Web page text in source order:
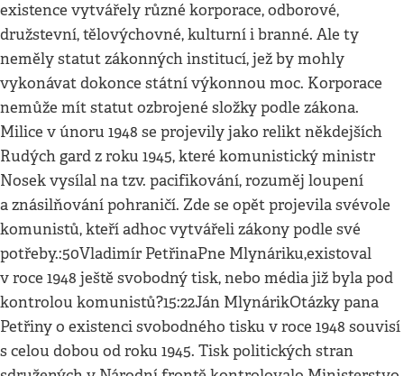
existence vytvářely různé korporace, odborové,
družstevní, tělovýchovné, kulturní i branné. Ale ty
neměly statut zákonných institucí, jež by mohly
vykonávat dokonce státní výkonnou moc. Korporace
nemůže mít statut ozbrojené složky podle zákona.
Milice v únoru 1948 se projevily jako relikt někdejších
Rudých gard z roku 1945, které komunistický ministr
Nosek vysílal na tzv. pacifikování, rozuměj loupení
a znásilňování pohraničí. Zde se opět projevila svévole
komunistů, kteří adhoc vytvářeli zákony podle své
potřeby.:50Vladimír PetřinaPne Mlynáriku,existoval
v roce 1948 ještě svobodný tisk, nebo média již byla pod
kontrolou komunistů?15:22Ján MlynárikOtázky pana
Petřiny o existenci svobodného tisku v roce 1948 souvisí
s celou dobou od roku 1945. Tisk politických stran